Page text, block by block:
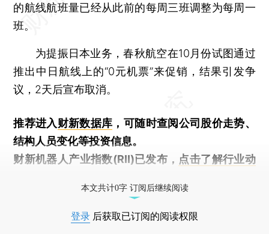
的航线航班量已经从此前的每周三班调整为每周一
班。
为提振日本业务，春秋航空在10月份试图通过
推出中日航线上的“0元机票”来促销，结果引发争
议，2天后宣布取消。
推荐进入财新数据库 ，可随时查阅公司股价走势、
结构人员变化等投资信息。
财新机器人产业指数(RII)已发布， 点击了解行业动
本文共计0字 订阅后继续阅读
登录 后获取已订阅的阅读权限